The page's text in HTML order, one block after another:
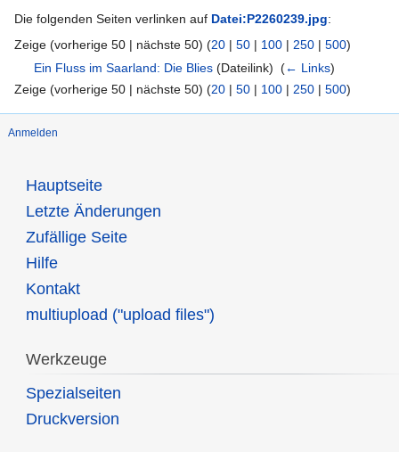
Die folgenden Seiten verlinken auf Datei:P2260239.jpg:
Zeige (vorherige 50 | nächste 50) (20 | 50 | 100 | 250 | 500)
Ein Fluss im Saarland: Die Blies (Dateilink) ‎(← Links)
Zeige (vorherige 50 | nächste 50) (20 | 50 | 100 | 250 | 500)
Anmelden
Hauptseite
Letzte Änderungen
Zufällige Seite
Hilfe
Kontakt
multiupload ("upload files")
Werkzeuge
Spezialseiten
Druckversion